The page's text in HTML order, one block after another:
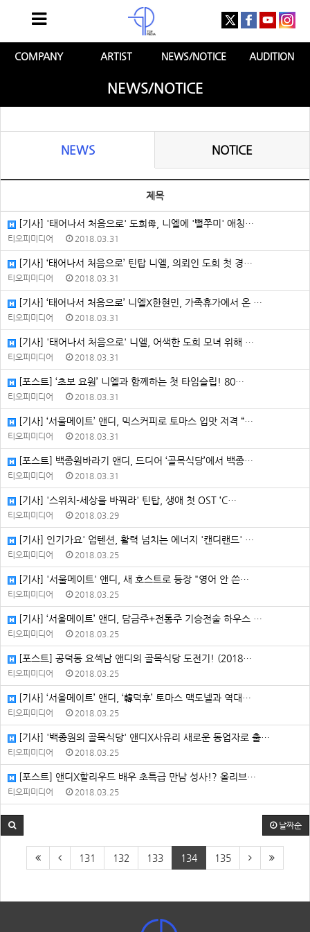
COMPANY ARTIST NEWS/NOTICE AUDITION
NEWS/NOTICE
NEWS NOTICE
제목
[기사] '태어나서 처음으로' 도희母, 니엘에 '뻘쭈미' 애칭…
티오피미디어 2018.03.31
[기사] ‘태어나서 처음으로’ 틴탑 니엘, 의뢰인 도희 첫 경…
티오피미디어 2018.03.31
[기사] ‘태어나서 처음으로’ 니엘X한현민, 가족휴가에서 온 …
티오피미디어 2018.03.31
[기사] '태어나서 처음으로' 니엘, 어색한 도희 모녀 위해 …
티오피미디어 2018.03.31
[포스트] ‘초보 요원’ 니엘과 함께하는 첫 타임슬립! 80…
티오피미디어 2018.03.31
[기사] ‘서울메이트’ 앤디, 믹스커피로 토마스 입맛 저격 “…
티오피미디어 2018.03.31
[포스트] 백종원바라기 앤디, 드디어 ‘골목식당’에서 백종…
티오피미디어 2018.03.31
[기사] '스위치-세상을 바꿔라' 틴탑, 생애 첫 OST ‘C…
티오피미디어 2018.03.29
[기사] 인기가요' 업텐션, 활력 넘치는 에너지 '캔디랜드' …
티오피미디어 2018.03.25
[기사] '서울메이트' 앤디, 새 호스트로 등장 "영어 안 쓴…
티오피미디어 2018.03.25
[기사] ‘서울메이트’ 앤디, 담금주+전통주 기승전술 하우스 …
티오피미디어 2018.03.25
[포스트] 공덕동 요섹남 앤디의 골목식당 도전기! (2018…
티오피미디어 2018.03.25
[기사] ‘서울메이트’ 앤디, ‘韓덕후’ 토마스 맥도넬과 역대…
티오피미디어 2018.03.25
[기사] '백종원의 골목식당' 앤디X사유리 새로운 동업자로 출…
티오피미디어 2018.03.25
[포스트] 앤디X할리우드 배우 초특급 만남 성사!? 올리브…
티오피미디어 2018.03.25
날짜순
131 132 133 134 135